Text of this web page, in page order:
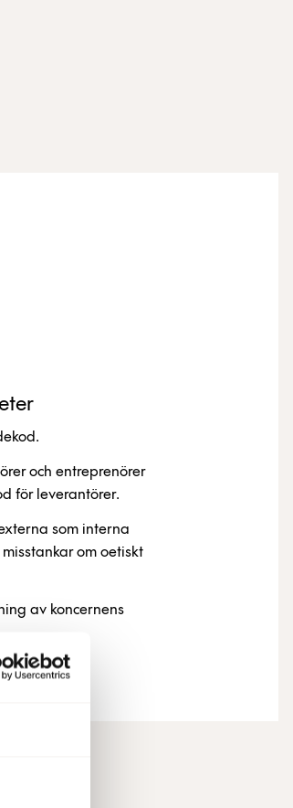
och entreprenörer
för leverantörer.
som interna
om oetiskt
av koncernens